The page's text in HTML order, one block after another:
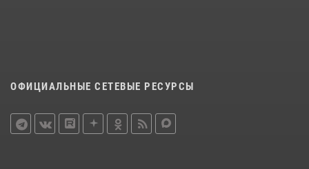
ОФИЦИАЛЬНЫЕ СЕТЕВЫЕ РЕСУРСЫ